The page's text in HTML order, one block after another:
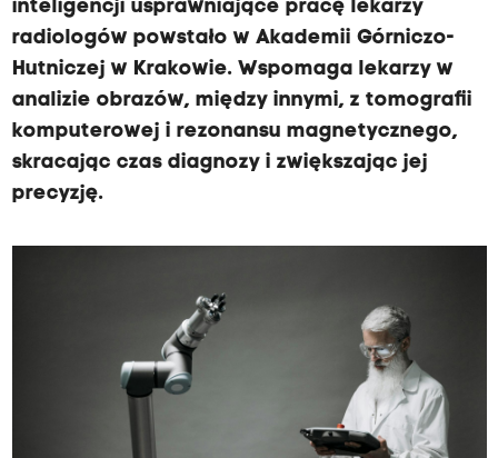
inteligencji usprawniające pracę lekarzy
radiologów powstało w Akademii Górniczo-
Hutniczej w Krakowie. Wspomaga lekarzy w
analizie obrazów, między innymi, z tomografii
komputerowej i rezonansu magnetycznego,
skracając czas diagnozy i zwiększając jej
precyzję.